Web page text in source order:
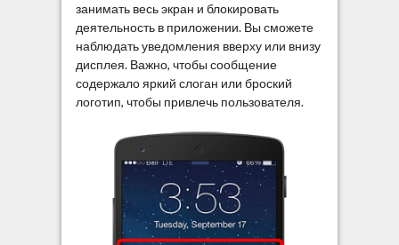
занимать весь экран и блокировать
деятельность в приложении. Вы сможете
наблюдать уведомления вверху или внизу
дисплея. Важно, чтобы сообщение
содержало яркий слоган или броский
логотип, чтобы привлечь пользователя.